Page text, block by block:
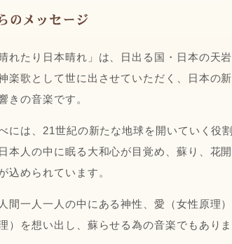
れたり日本晴れ」は、日出る国・日本の天岩
楽歌として世に出させていただく、日本の新
きの音楽です。
には、21世紀の新たな地球を開いていく役割
本人の中に眠る大和心が目覚め、蘇り、花開
込められています。
間一人一人の中にある神性、愛（女性原理）
）を想い出し、蘇らせる為の音楽でもありま